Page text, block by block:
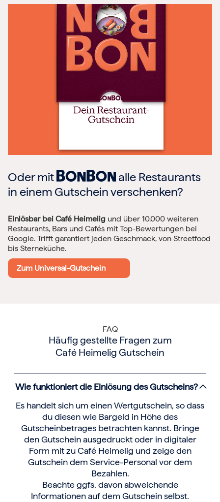
Oder mit
alle Restaurants
in einem Gutschein verschenken?
Einlösbar bei Café Heimelig und über 10.000 weiteren
Restaurants, Bars und Cafés mit Top-Bewertungen bei
Google. Trifft garantiert jeden Geschmack, von Streetfood
bis Sterneküche.
Zum Universal-Gutschein
FAQ
Häufig gestellte Fragen zum
Café Heimelig Gutschein
Wie funktioniert die Einlösung des Gutscheins?
Es handelt sich um einen Wertgutschein, so dass
du diesen wie Bargeld in Höhe des
Gutscheinbetrages betrachten kannst. Bringe
den Gutschein ausgedruckt oder in digitaler
Form mit zu Café Heimelig und zeige den
Gutschein dem Service-Personal vor dem
Bezahlen.
Beachte ggfs. davon abweichende
Informationen auf dem Gutschein selbst.